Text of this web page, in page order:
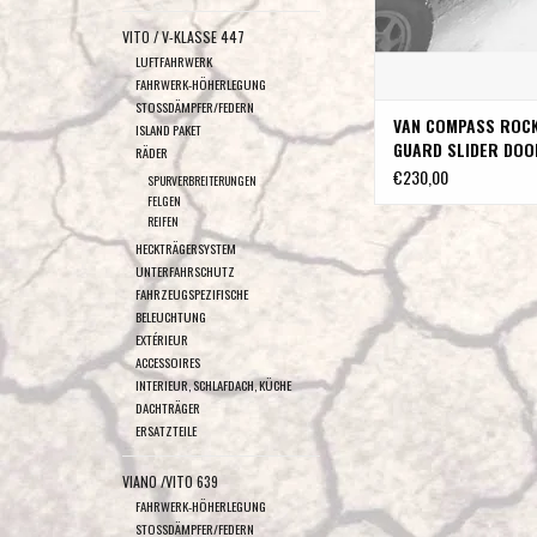
VITO / V-KLASSE 447
LUFTFAHRWERK
FAHRWERK-HÖHERLEGUNG
STOSSDÄMPFER/FEDERN
ISLAND PAKET
RÄDER
SPURVERBREITERUNGEN
FELGEN
REIFEN
HECKTRÄGERSYSTEM
UNTERFAHRSCHUTZ
FAHRZEUGSPEZIFISCHE
BELEUCHTUNG
EXTÉRIEUR
ACCESSOIRES
INTERIEUR, SCHLAFDACH, KÜCHE
DACHTRÄGER
ERSATZTEILE
VIANO /VITO 639
FAHRWERK-HÖHERLEGUNG
STOSSDÄMPFER/FEDERN
VAN COMPASS
GUARD SLIDER
EXTENSION –
3,66m RADSTAND)
COMPASS
€230,00